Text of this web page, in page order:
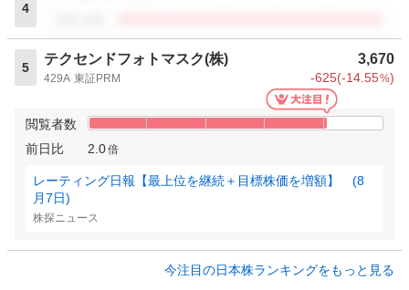
4
5
テクセンドフォトマスク(株) 3,670
429A 東証PRM -625(-14.55%)
閲覧者数
前日比
2.0倍
レーティング日報【最上位を継続＋目標株価を増額】 (8
月7日)
株探ニュース
今注目の日本株ランキングをもっと見る